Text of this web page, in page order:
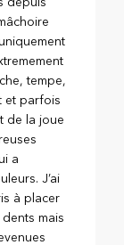
depuis
tempe,
et parfois
de la joue
a
J’ai
à placer
mais